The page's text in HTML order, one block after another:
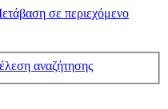
σε περιεχόμενο
αναζήτησης